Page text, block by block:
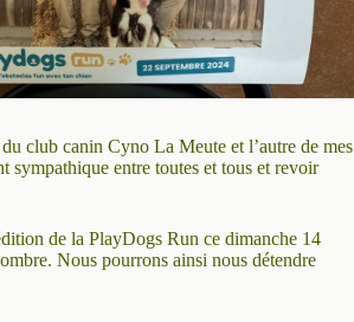
club canin Cyno La Meute et l’autre de mes
sympathique entre toutes et tous et revoir
de la PlayDogs Run ce dimanche 14
Nous pourrons ainsi nous détendre